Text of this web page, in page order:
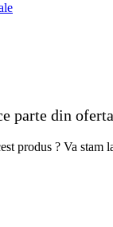
parte din
produs ? Va stam